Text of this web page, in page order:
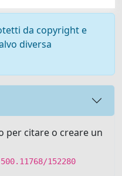
da copyright e
diversa
per citare o creare un
152280